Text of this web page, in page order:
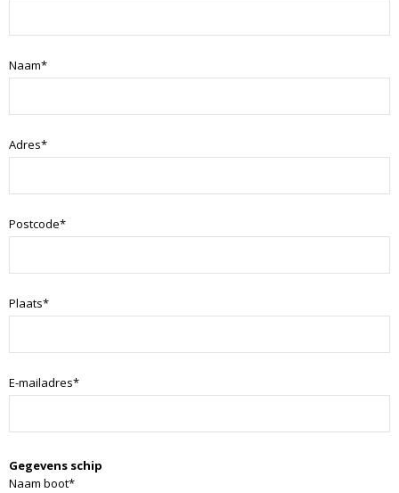
Naam*
Adres*
Postcode*
Plaats*
E-mailadres*
Gegevens schip
Naam boot*